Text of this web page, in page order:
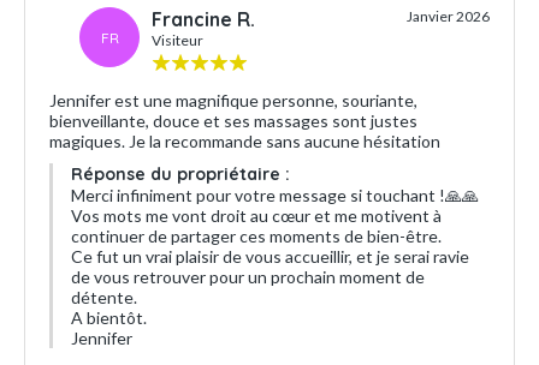
FR
Francine R.
Visiteur
Janvier 2026
Jennifer est une magnifique personne, souriante,
bienveillante, douce et ses massages sont justes
magiques. Je la recommande sans aucune hésitation
Réponse du propriétaire :
Merci infiniment pour votre message si touchant !🙏🙏
Vos mots me vont droit au cœur et me motivent à
continuer de partager ces moments de bien-être.
Ce fut un vrai plaisir de vous accueillir, et je serai ravie
de vous retrouver pour un prochain moment de
détente.
A bientôt.
Jennifer